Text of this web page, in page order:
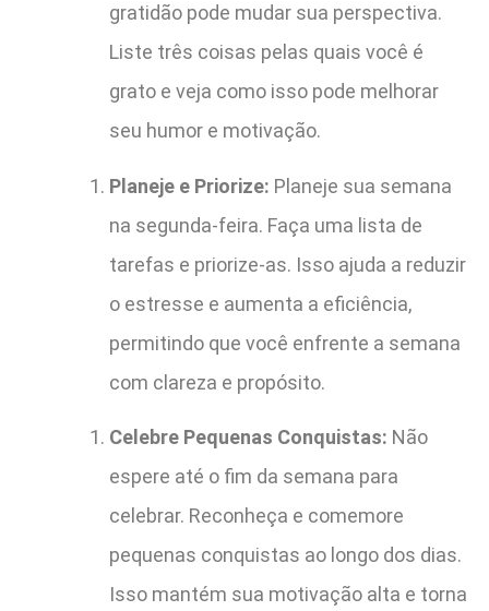
gratidão pode mudar sua perspectiva.
Liste três coisas pelas quais você é
grato e veja como isso pode melhorar
seu humor e motivação.
Planeje e Priorize: Planeje sua semana
na segunda-feira. Faça uma lista de
tarefas e priorize-as. Isso ajuda a reduzir
o estresse e aumenta a eficiência,
permitindo que você enfrente a semana
com clareza e propósito.
Celebre Pequenas Conquistas: Não
espere até o fim da semana para
celebrar. Reconheça e comemore
pequenas conquistas ao longo dos dias.
Isso mantém sua motivação alta e torna